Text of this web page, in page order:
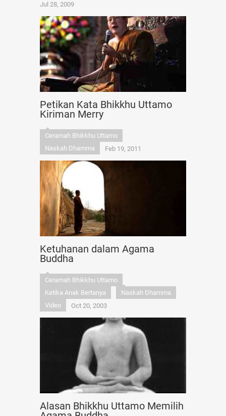
Jul 28, 2009
Petikan Kata Bhikkhu Uttamo
Kiriman Merry
Ceramah Bhikkhu Uttamo
Naskah Dhamma
Feb 19, 2011
Ketuhanan dalam Agama
Buddha
Ceramah Bhikkhu Uttamo
Ketika Anak Bertanya
Naskah Dhamma
Video
Oct 20, 2003
Alasan Bhikkhu Uttamo Memilih